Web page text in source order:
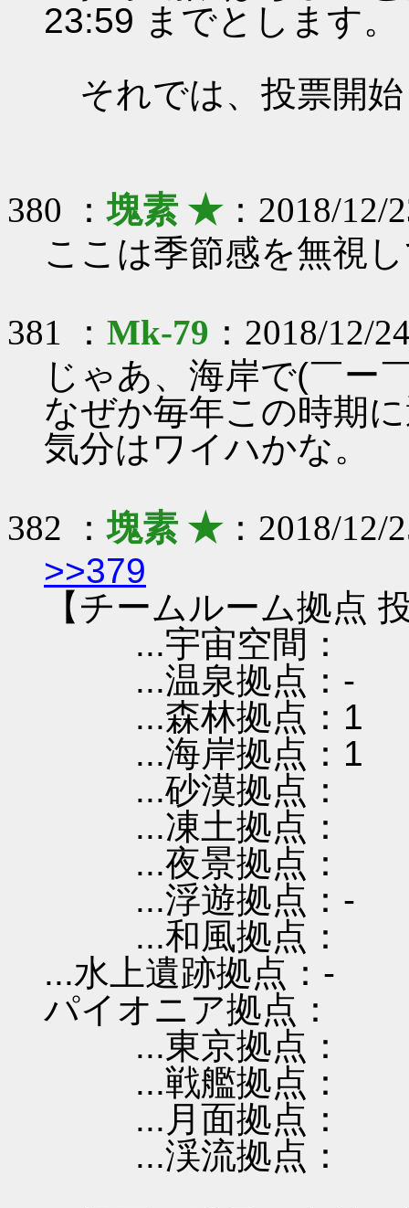
23:59 までとします。
それでは、投票開
380 ：塊素 ★：2018/12/
ここは季節感を無視
381 ： Mk-79 ：2018/12/
じゃあ、海岸で(￣ー
なぜか毎年この時期
気分はワイハかな。
382 ：塊素 ★：2018/12/
>>379
【チームルーム拠点
...宇宙空間：
...温泉拠点：-
...森林拠点：1
...海岸拠点：1
...砂漠拠点：
...凍土拠点：
...夜景拠点：
...浮遊拠点：-
...和風拠点：
...水上遺跡拠点：-
パイオニア拠点：
...東京拠点：
...戦艦拠点：
...月面拠点：
...渓流拠点：